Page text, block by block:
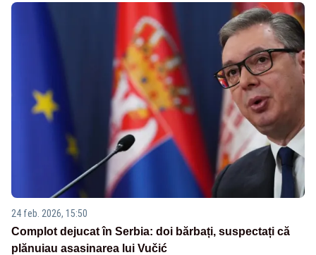
24 feb. 2026, 15:50
Complot dejucat în Serbia: doi bărbați, suspectați că
plănuiau asasinarea lui Vučić